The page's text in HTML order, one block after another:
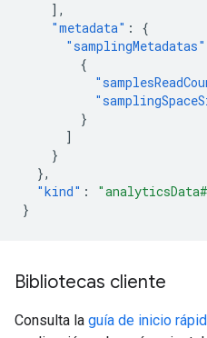
],
"metadata" :
{
"samplingMetadatas"
{
}
]
}
},
"kind" :
}
Bibliotecas cliente
Consulta la guía de inicio